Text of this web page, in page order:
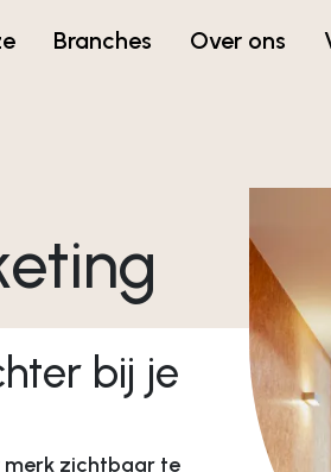
Branches Over ons
bij je
merk zichtbaar te